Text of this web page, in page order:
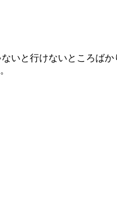
いと行けないところば